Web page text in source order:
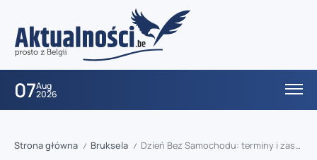
07Aug
2026
Strona główna / Bruksela / Dzień Bez Samochodu: terminy i zasady składania wniosków o zwolnienie